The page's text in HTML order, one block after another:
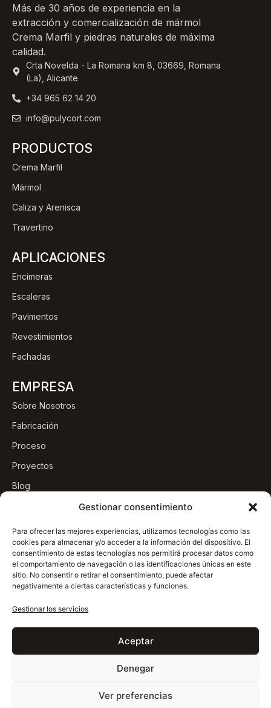
Gestionar consentimiento
Para ofrecer las mejores experiencias, utilizamos tecnologías como las
cookies para almacenar y/o acceder a la información del dispositivo. El
consentimiento de estas tecnologías nos permitirá procesar datos como
el comportamiento de navegación o las identificaciones únicas en este
sitio. No consentir o retirar el consentimiento, puede afectar
negativamente a ciertas características y funciones.
Gestionar los servicios
Aceptar
Denegar
Ver preferencias
Más de 30 años de experiencia en la
extracción y comercialización de mármol
Crema Marfil y piedras naturales de máxima
calidad.
Crta Novelda - La Romana km 8, 03669, Romana
(La), Alicante
+34 965 62 14 20
info@pulycort.com
PRODUCTOS
Crema Marfil
Mármol
Caliza y Arenisca
Travertino
APLICACIONES
Encimeras
Escaleras
Pavimentos
Revestimientos
Fachadas
EMPRESA
Sobre Nosotros
Fabricación
Proceso
Proyectos
Blog
Política de
Privacidad
Desistimiento
© 2026 Pulycort.
Todos los derechos